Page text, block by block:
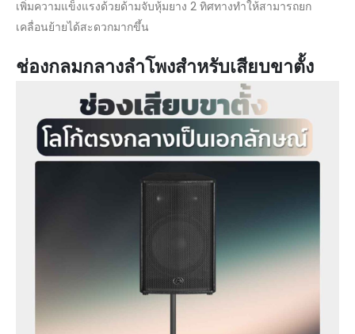
เพิ่มความแข็งแรงด้วยด้ามจับหุ้มยาง 2 ทิศทางทำให้สามารถยก
เคลื่อนย้ายได้สะดวกมากขึ้น
ช่องกลมกลางลำโพงสำหรับเสียบขาตั้ง